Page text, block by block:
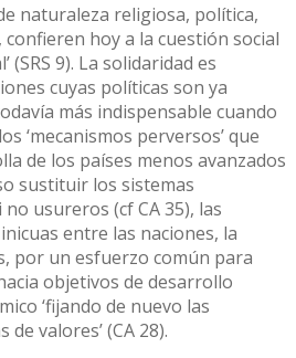
naturaleza religiosa, política,
hoy a la cuestión social
(SRS 9). La solidaridad es
cuyas políticas son ya
más indispensable cuando
‘mecanismos perversos’ que
de los países menos avanzados
sustituir los sistemas
usureros (cf CA 35), las
entre las naciones, la
por un esfuerzo común para
objetivos de desarrollo
‘fijando de nuevo las
valores’ (CA 28).